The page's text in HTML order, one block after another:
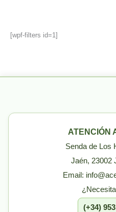
[wpf-filters id=1]
ATENCIÓN
Senda de Los
Jaén, 23002
Email:
(+34)